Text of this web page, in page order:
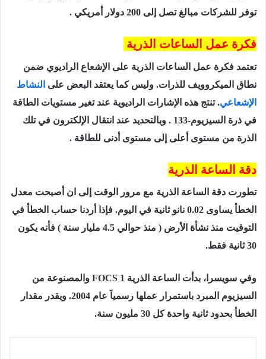
توفر للشركات مبالغ تصل إلى 200 دولار أمريكي .
فكرة عمل الساعات الذرية
تعتمد فكرة عمل الساعات الذرية على الإشعاع الراديوي ضمن
نطاق الميكروويف للذرات. وليس كما يعتقد البعض على النشاط
الإشعاعي. تنتج هذه الإشارات الراديوية عند تغير مستويات الطاقة
في ذرة السيزيوم-133 . وبالتحديد عند انتقال الإلكترون في تلك
الذرة من مستوى أعلى إلى مستوى أدنى للطاقة .
دقة الساعة الذرية
تطورت دقة الساعة الذرية مع مرور الوقت إلى ان أصبحت معدل
الخطأ يساوى 0.02 نانو ثانية في اليوم. فإذا أردنا حساب الخطأ
في
التوقيت منذ نشأة الأرض ( منذ حوالي 4.5 مليار سنة ) فأنه يكون
30 ثانية فقط.
وفي سويسرا، بدأت الساعة الذرية FOCS 1 والمصنوعة من
السيزيوم المبرد باستمرار عملها رسمياَ عام 2004. ويقدر مقدار
الخطأ بحدود ثانية واحدة كل 30 مليون سنة.